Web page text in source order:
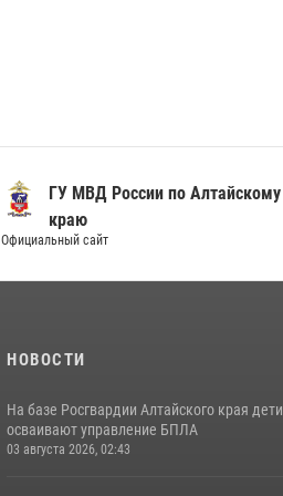
ГУ МВД России по Алтайскому
краю
Официальный сайт
НОВОСТИ
На базе Росгвардии Алтайского края дети
осваивают управление БПЛА
03 августа 2026, 02:43